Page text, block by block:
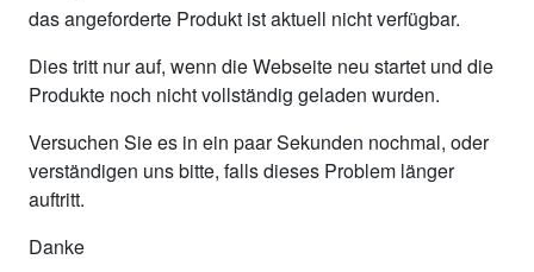
das angeforderte Produkt ist aktuell nicht verfügbar.
Dies tritt nur auf, wenn die Webseite neu startet und die
Produkte noch nicht vollständig geladen wurden.
Versuchen Sie es in ein paar Sekunden nochmal, oder
verständigen uns bitte, falls dieses Problem länger
auftritt.
Danke